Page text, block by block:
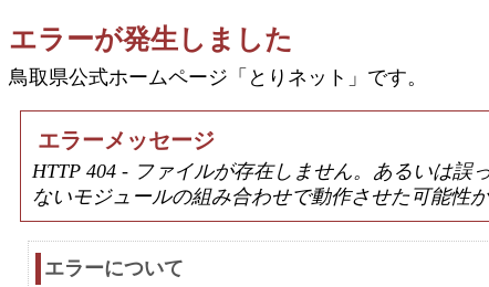
エラーが発生しました
鳥取県公式ホームページ「とりネット」です。
エラーメッセージ
HTTP 404 - ファイルが存在しません。あるいは誤
ないモジュールの組み合わせで動作させた可能性が
エラーについて